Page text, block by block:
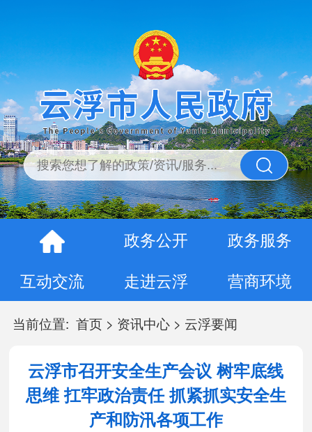
政务公开
政务服务
互动交流
走进云浮 营商环境
当前位置: 首页> 资讯中心> 云浮要闻
云浮市召开安全生产会议 树牢底线
思维 扛牢政治责任 抓紧抓实安全生
产和防汛各项工作